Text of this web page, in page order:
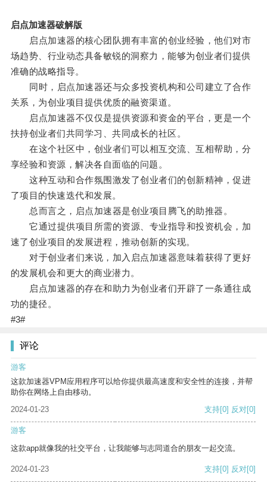
启点加速器破解版
启点加速器的核心团队拥有丰富的创业经验，他们对市
场趋势、行业动态具备敏锐的洞察力，能够为创业者们提供
准确的战略指导。
同时，启点加速器还与众多投资机构和公司建立了合作
关系，为创业项目提供优质的融资渠道。
启点加速器不仅仅是提供资源和资金的平台，更是一个
扶持创业者们共同学习、共同成长的社区。
在这个社区中，创业者们可以相互交流、互相帮助，分
享经验和资源，解决各自面临的问题。
这种互动和合作氛围激发了创业者们的创新精神，促进
了项目的快速迭代和发展。
总而言之，启点加速器是创业项目腾飞的助推器。
它通过提供项目所需的资源、专业指导和投资机会，加
速了创业项目的发展进程，推动创新的实现。
对于创业者们来说，加入启点加速器意味着获得了更好
的发展机会和更大的商业潜力。
启点加速器的存在和助力为创业者们开辟了一条通往成
功的捷径。
#3#
评论
游客
这款加速器VPM应用程序可以给你提供最高速度和安全性的连接，并帮
助你在网络上自由移动。
2024-01-23
支持[0] 反对[0]
游客
这款app就像我的社交平台，让我能够与志同道合的朋友一起交流。
2024-01-23 支持[0] 反对[0]